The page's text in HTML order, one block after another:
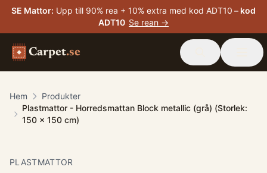
SE Mattor: Upp till 90% rea + 10% extra med kod ADT10 – kod
ADT10 Se rean →
Carpet.se
Hem
Produkter
Plastmattor - Horredsmattan Block metallic (grå) (Storlek:
150 x 150 cm)
PLASTMATTOR